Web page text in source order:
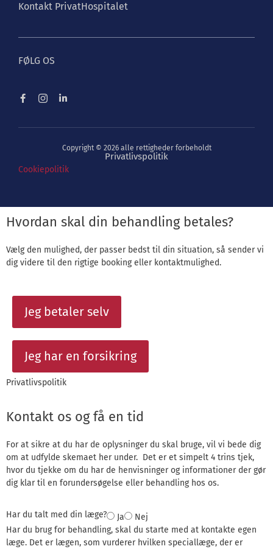
Kontakt PrivatHospitalet
FØLG OS
Copyright © 2026 alle rettigheder forbeholdt
Privatlivspolitik
Cookiepolitik
Hvordan skal din behandling betales?
Vælg den mulighed, der passer bedst til din situation, så sender vi
dig videre til den rigtige booking eller kontaktmulighed.
Jeg betaler selv
Jeg har en forsikring
Privatlivspolitik
Kontakt os og få en tid
For at sikre at du har de oplysninger du skal bruge, vil vi bede dig
om at udfylde skemaet her under. Det er et simpelt 4 trins tjek,
hvor du tjekke om du har de henvisninger og informationer der gør
dig klar til en forundersøgelse eller behandling hos os.
Har du talt med din læge? Ja
Nej
Har du brug for behandling, skal du starte med at kontakte egen
læge. Det er lægen, som vurderer hvilken speciallæge, der er